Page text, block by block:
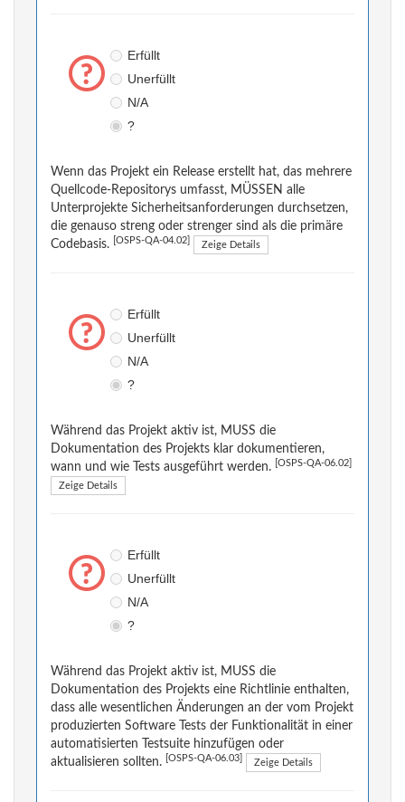
Erfüllt
Unerfüllt
N/A
?
Wenn das Projekt ein Release erstellt hat, das mehrere
Quellcode-Repositorys umfasst, MÜSSEN alle
Unterprojekte Sicherheitsanforderungen durchsetzen,
die genauso streng oder strenger sind als die primäre
Codebasis.
[OSPS-QA-04.02] Zeige Details
Erfüllt
Unerfüllt
N/A
?
Während das Projekt aktiv ist, MUSS die
Dokumentation des Projekts klar dokumentieren,
wann und wie Tests ausgeführt werden.
[OSPS-QA-06.02]
Zeige Details
Erfüllt
Unerfüllt
N/A
?
Während das Projekt aktiv ist, MUSS die
Dokumentation des Projekts eine Richtlinie enthalten,
dass alle wesentlichen Änderungen an der vom Projekt
produzierten Software Tests der Funktionalität in einer
automatisierten Testsuite hinzufügen oder
aktualisieren sollten.
[OSPS-QA-06.03] Zeige Details